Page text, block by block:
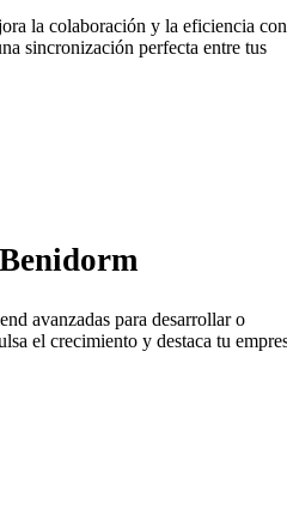
la colaboración y la eficiencia con
sincronización perfecta entre tus
avanzadas para desarrollar o
el crecimiento y destaca tu